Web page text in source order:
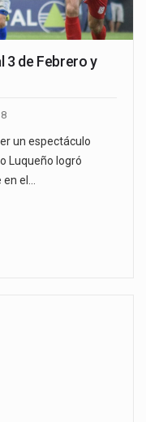
3 de Febrero y
un espectáculo
Luqueño logró
el…